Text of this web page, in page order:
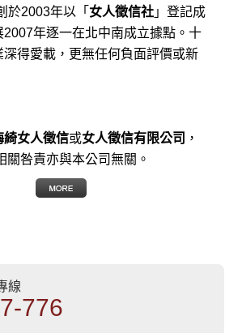
於2003年以「 女人徵信社 」登記成
2007年逐一在北中南成立據點。十
深得愛載，更無任何負面評價或新
綺女人徵信或女人徵信有限公司 ，
關咎責亦與本公司無關。
線
776